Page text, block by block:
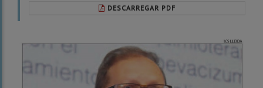
DESCARREGAR PDF